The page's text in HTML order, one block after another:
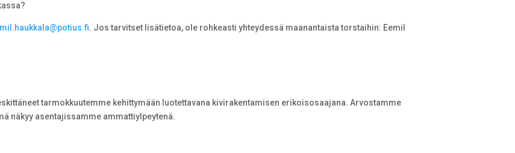
. Jos tarvitset lisätietoa, ole rohkeasti yhteydessä maanantaista torstaihin: Eemil
tarmokkuutemme kehittymään luotettavana kivirakentamisen erikoisosaajana. Arvostamme
näkyy asentajissamme ammattiylpeytenä.